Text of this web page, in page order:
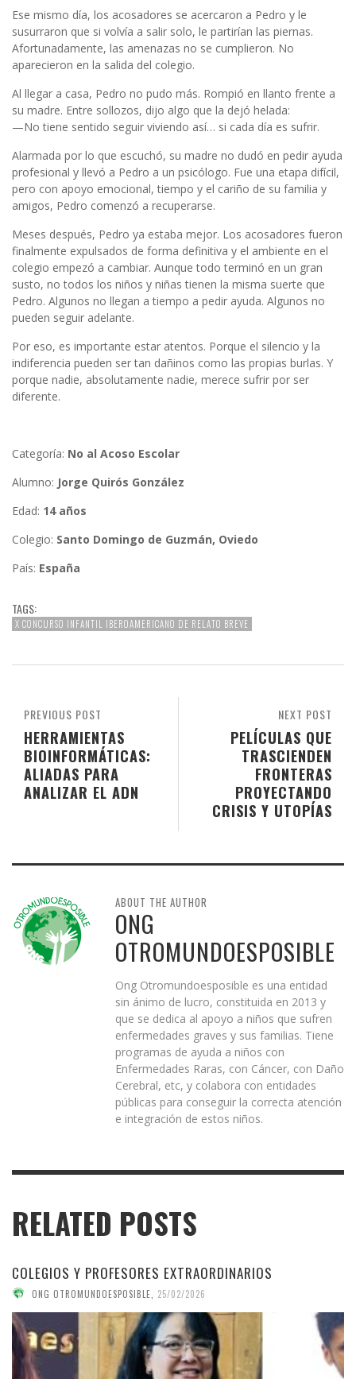
Ese mismo día, los acosadores se acercaron a Pedro y le
susurraron que si volvía a salir solo, le partirían las piernas.
Afortunadamente, las amenazas no se cumplieron. No
aparecieron en la salida del colegio.
Al llegar a casa, Pedro no pudo más. Rompió en llanto frente a
su madre. Entre sollozos, dijo algo que la dejó helada:
—No tiene sentido seguir viviendo así… si cada día es sufrir.
Alarmada por lo que escuchó, su madre no dudó en pedir ayuda
profesional y llevó a Pedro a un psicólogo. Fue una etapa difícil,
pero con apoyo emocional, tiempo y el cariño de su familia y
amigos, Pedro comenzó a recuperarse.
Meses después, Pedro ya estaba mejor. Los acosadores fueron
finalmente expulsados de forma definitiva y el ambiente en el
colegio empezó a cambiar. Aunque todo terminó en un gran
susto, no todos los niños y niñas tienen la misma suerte que
Pedro. Algunos no llegan a tiempo a pedir ayuda. Algunos no
pueden seguir adelante.
Por eso, es importante estar atentos. Porque el silencio y la
indiferencia pueden ser tan dañinos como las propias burlas. Y
porque nadie, absolutamente nadie, merece sufrir por ser
diferente.
Categoría: No al Acoso Escolar
Alumno: Jorge Quirós González
Edad: 14 años
Colegio: Santo Domingo de Guzmán, Oviedo
País: España
TAGS:
X CONCURSO INFANTIL IBEROAMERICANO DE RELATO BREVE
NEXT POST
PELÍCULAS QUE
TRASCIENDEN
FRONTERAS
PROYECTANDO
CRISIS Y UTOPÍAS
PREVIOUS POST
HERRAMIENTAS
BIOINFORMÁTICAS:
ALIADAS PARA
ANALIZAR EL ADN
ABOUT THE AUTHOR
ONG
OTROMUNDOESPOSIBLE
Ong Otromundoesposible es una entidad
sin ánimo de lucro, constituida en 2013 y
que se dedica al apoyo a niños que sufren
enfermedades graves y sus familias. Tiene
programas de ayuda a niños con
Enfermedades Raras, con Cáncer, con Daño
Cerebral, etc, y colabora con entidades
públicas para conseguir la correcta atención
e integración de estos niños.
RELATED POSTS
COLEGIOS Y PROFESORES EXTRAORDINARIOS
ONG OTROMUNDOESPOSIBLE 25/02/2026